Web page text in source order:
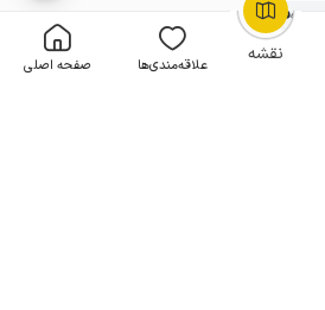
نقشه علاقه‌مندی‌ها صفحه اصلی